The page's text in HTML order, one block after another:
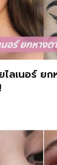
ลเนอร์ ยก